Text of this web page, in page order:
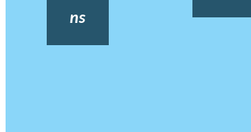
ns